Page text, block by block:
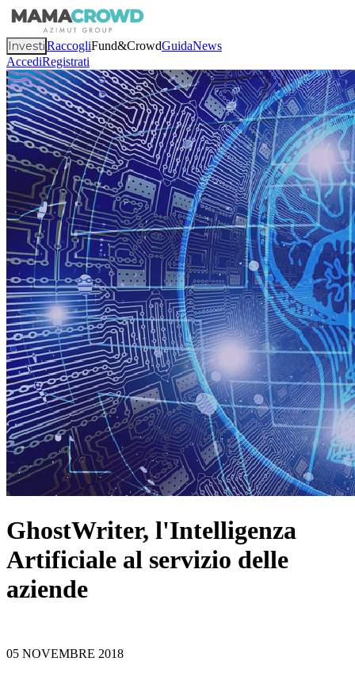
InvestiRaccogliFund&CrowdGuidaNews
AccediRegistrati
GhostWriter, l'Intelligenza
Artificiale al servizio delle
aziende
05 NOVEMBRE 2018